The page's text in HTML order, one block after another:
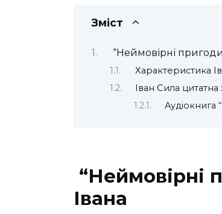
Зміст
“Неймовірні
Характеристика
Іван Сила
Аудіокнига
“Неймовірні
Івана